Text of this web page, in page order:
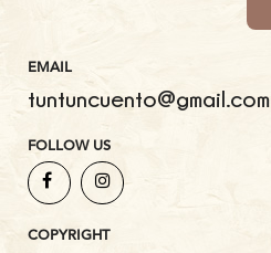
EMAIL
tuntuncuento@gmail.com
FOLLOW US
COPYRIGHT